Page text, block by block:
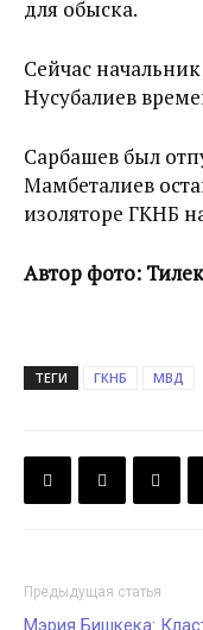
для обыска.
Сейчас
Нусубалиев
Сарбашев был
Мамбеталиев
изоляторе ГКНБ
Автор фото:
ТЕГИ ГКНБ МВД
Предыдущая статья
Мэрия Бишкека: